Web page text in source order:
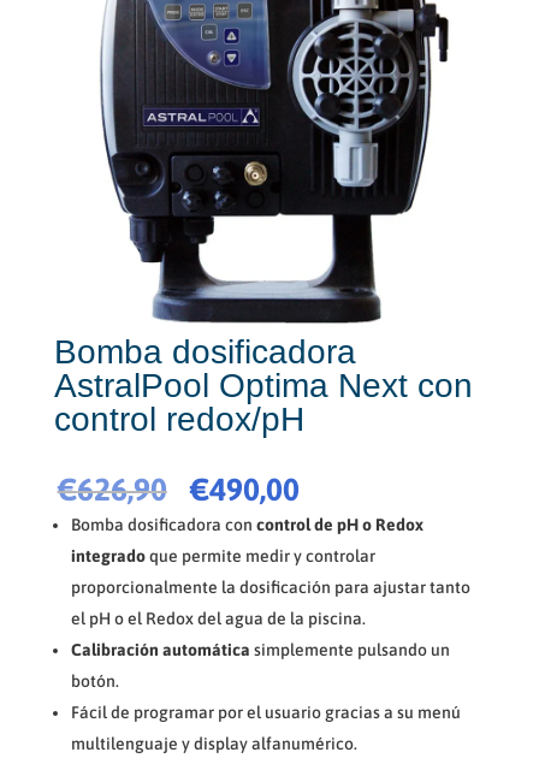
Bomba dosificadora
AstralPool Optima Next con
control redox/pH
€626,90 El
precio
original
era:
€626,90.
€490,00
precio
actual
es:
€490,00.
Bomba dosificadora con control de pH o Redox
integradoque permite medir y controlar
proporcionalmente la dosificación para ajustar tanto
el pH o el Redox del agua de la piscina.
Calibración automática simplemente pulsando un
botón.
Fácil de programar por el usuario gracias a su menú
multilenguaje y display alfanumérico.